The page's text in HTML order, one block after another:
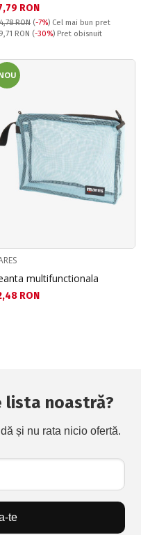
цена:
RON
RON (-7%) Cel mai bun pret
obisnuit:
RON (-30%) Pret obisnuit
multifunctionala
цена:
RON
lista noastră?
și nu rata nicio ofertă.
te